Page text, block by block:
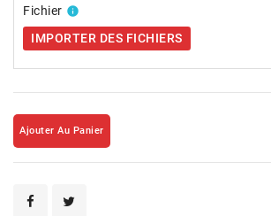
Fichier info
IMPORTER DES FICHIERS
Ajouter Au Panier